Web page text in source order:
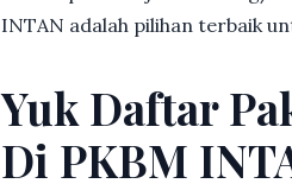
INTAN adalah pilihan terbaik
Yuk Daftar
Di PKBM